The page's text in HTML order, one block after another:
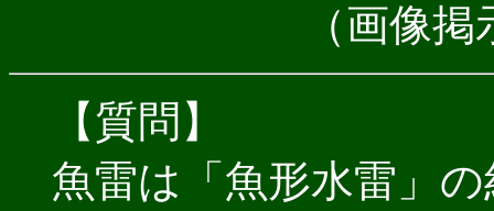
（画像
【質問】
魚雷は「魚形水雷」